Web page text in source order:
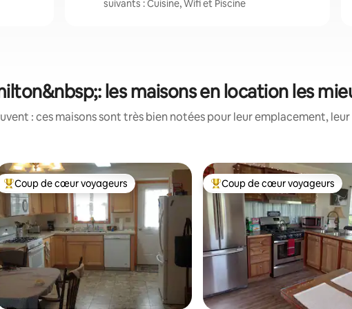
suivants : Cuisine, Wifi et Piscine
les maisons en location les
: ces maisons sont très bien notées pour leur emplacement,
Coups de cœur voyageurs les plus appréciés
Coup de cœur voyageurs Coups de cœur voyageurs les
Coup de cœur voyageurs